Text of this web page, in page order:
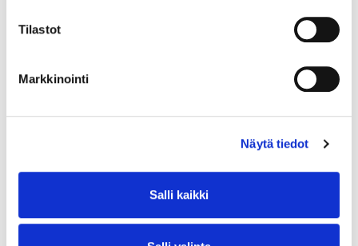
Tilastot
Markkinointi
Näytä tiedot
Salli kaikki